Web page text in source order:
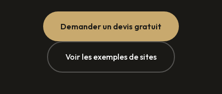
Demander un devis gratuit
Voir les exemples de sites